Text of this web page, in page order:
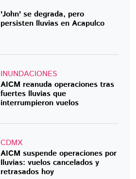
'John' se degrada, pero
persisten lluvias en Acapulco
INUNDACIONES
AICM reanuda operaciones tras
fuertes lluvias que
interrumpieron vuelos
CDMX
AICM suspende operaciones por
lluvias: vuelos cancelados y
retrasados hoy